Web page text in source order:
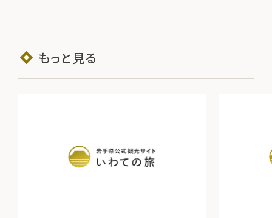
もっと見る